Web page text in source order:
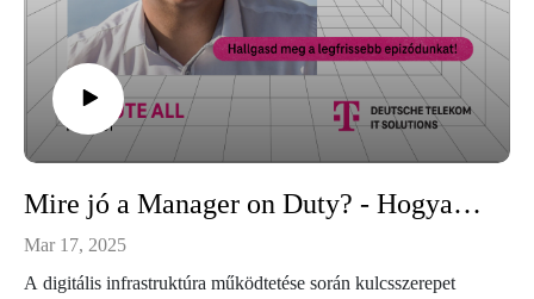
Mire jó a Manager on Duty? - Hogyan menthet életet egy hálózat?
Mar 17, 2025
A digitális infrastruktúra működtetése során kulcsszerepet